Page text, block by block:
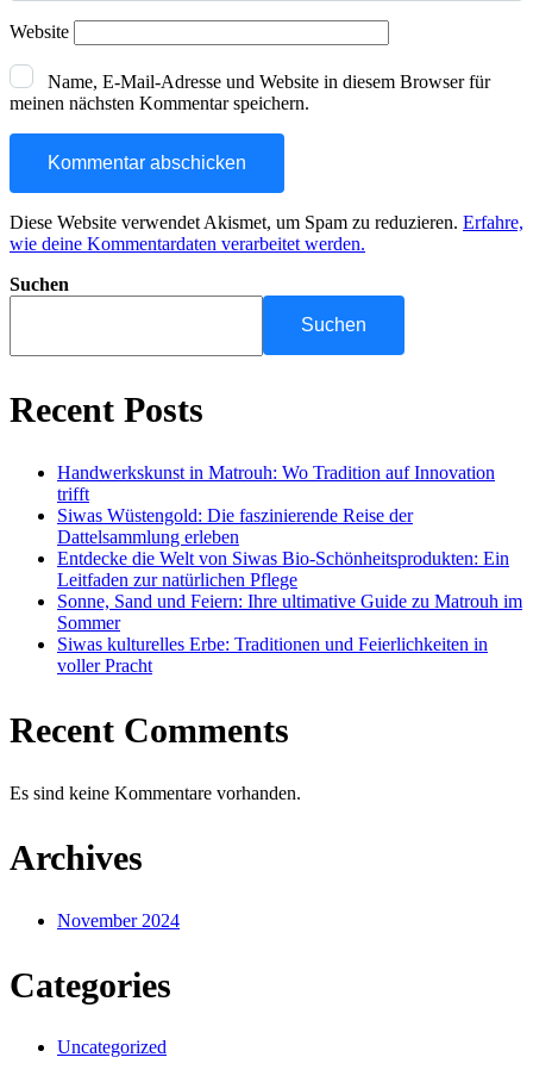
Website
Name, E-Mail-Adresse und Website in diesem Browser für
meinen nächsten Kommentar speichern.
Diese Website verwendet Akismet, um Spam zu reduzieren. Erfahre,
wie deine Kommentardaten verarbeitet werden.
Suchen
Suchen
Recent Posts
Handwerkskunst in Matrouh: Wo Tradition auf Innovation
trifft
Siwas Wüstengold: Die faszinierende Reise der
Dattelsammlung erleben
Entdecke die Welt von Siwas Bio-Schönheitsprodukten: Ein
Leitfaden zur natürlichen Pflege
Sonne, Sand und Feiern: Ihre ultimative Guide zu Matrouh im
Sommer
Siwas kulturelles Erbe: Traditionen und Feierlichkeiten in
voller Pracht
Recent Comments
Es sind keine Kommentare vorhanden.
Archives
November 2024
Categories
Uncategorized